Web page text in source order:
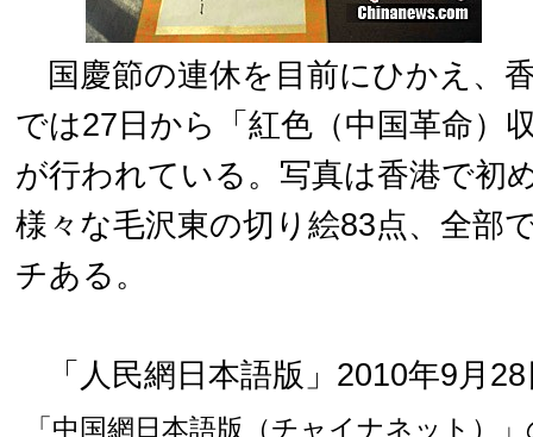
国慶節の連休を目前にひかえ、
では27日から「紅色（中国革命）
が行われている。写真は香港で初
様々な毛沢東の切り絵83点、全部
チある。
「人民網日本語版」2010年9月28
「中国網日本語版（チャイナネット）